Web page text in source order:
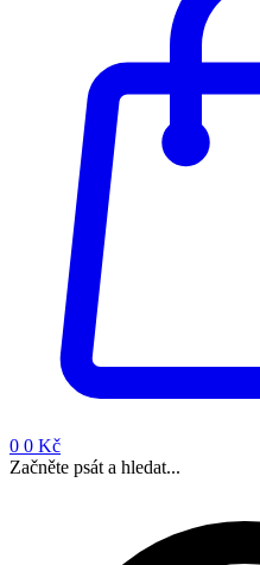
0 0 Kč
Začněte psát a hledat...